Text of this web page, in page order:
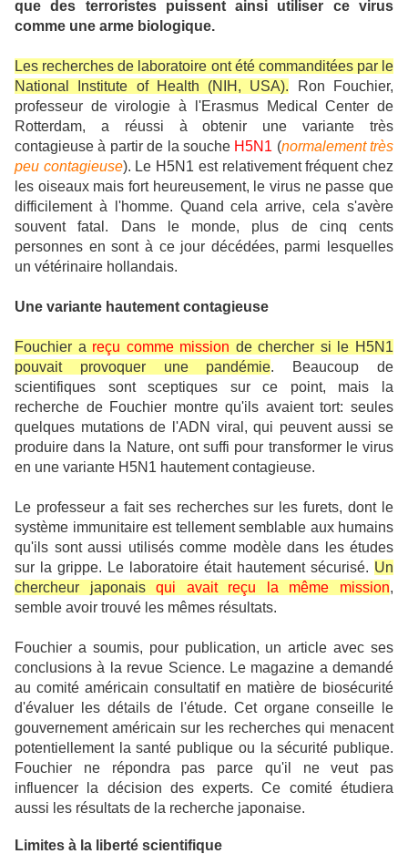
que des terroristes puissent ainsi utiliser ce virus
comme une arme biologique.
Les recherches de laboratoire ont été commanditées par le
National Institute of Health (NIH, USA). Ron Fouchier,
professeur de virologie à l'Erasmus Medical Center de
Rotterdam, a réussi à obtenir une variante très
contagieuse à partir de la souche H5N1 (normalement très
peu contagieuse). Le H5N1 est relativement fréquent chez
les oiseaux mais fort heureusement, le virus ne passe que
difficilement à l'homme. Quand cela arrive, cela s'avère
souvent fatal.
Dans le monde, plus de cinq cents
personnes en sont à ce jour décédées, parmi lesquelles
un vétérinaire hollandais.
Une variante hautement contagieuse
Fouchier a reçu comme mission de chercher si le H5N1
pouvait provoquer une pandémie.
Beaucoup de
scientifiques sont sceptiques sur ce point, mais la
recherche de Fouchier montre qu'ils avaient tort: seules
quelques mutations de l'ADN viral, qui peuvent aussi se
produire dans la Nature, ont suffi pour transformer le virus
en une variante H5N1 hautement contagieuse.
Le professeur a fait ses recherches sur les furets, dont le
système immunitaire est tellement semblable aux humains
qu'ils sont aussi utilisés comme modèle dans les études
sur la grippe. Le laboratoire était hautement sécurisé. Un
chercheur japonaisqui avait reçu la même mission,
semble avoir trouvé les mêmes résultats.
Fouchier a soumis, pour publication, un article avec ses
conclusions à la revue Science. Le magazine a demandé
au comité américain consultatif en matière de biosécurité
d'évaluer les détails de l'étude. Cet organeconseille le
gouvernement américain sur les recherches qui menacent
potentiellement la santé publique ou la sécurité publique.
Fouchier ne répondra pas parce qu'il ne veut pas
influencer la décision des experts. Ce comité étudiera
aussi les résultats de la recherche japonaise.
Limites à la liberté scientifique